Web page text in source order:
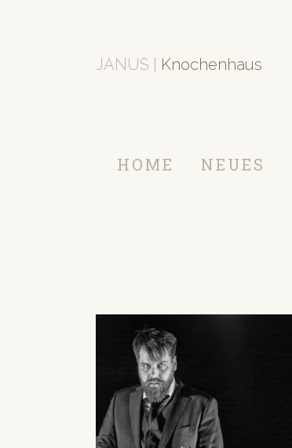
JANUS | Knochenhaus
HOME NEUES